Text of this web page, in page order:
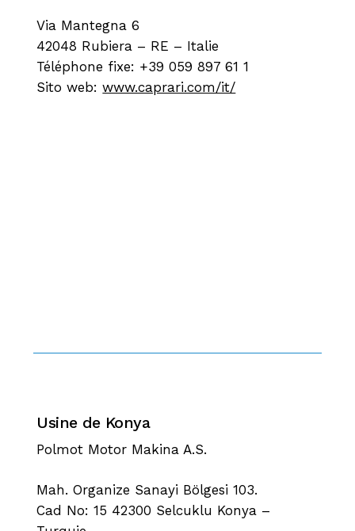
Via Mantegna 6
42048 Rubiera – RE – Italie
Téléphone fixe: +39 059 897 61 1
Sito web:www.caprari.com/it/
Usine de Konya
Polmot Motor Makina A.S.
Mah. Organize Sanayi Bölgesi 103.
Cad No: 15 42300 Selcuklu Konya –